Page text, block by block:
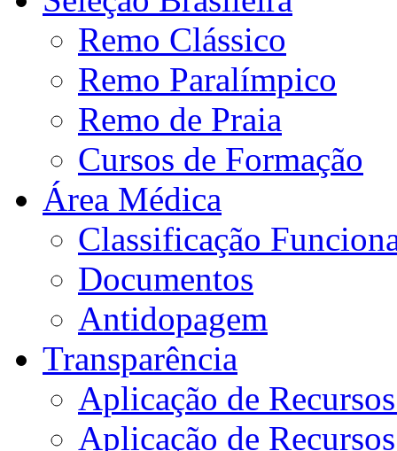
Remo Clássico
Remo Paralímpico
Remo de Praia
Cursos de Formação
Área Médica
Classificação
Documentos
Antidopagem
Transparência
Aplicação de
Aplicação de